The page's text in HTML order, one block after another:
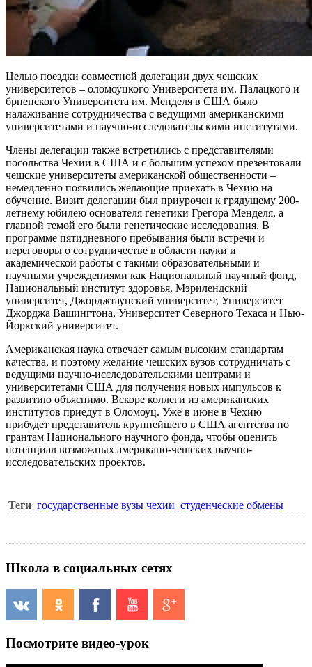
Целью поездки совместной делегации двух чешских
университетов – оломоуцкого Университета им. Палацкого и
брненского Университета им. Менделя в США было
налаживание сотрудничества с ведущими американскими
университетами и научно-исследовательскими институтами.
Члены делегации также встретились с представителями
посольства Чехии в США и с большим успехом презентовали
чешские университеты американской общественности –
немедленно появились желающие приехать в Чехию на
обучение. Визит делегации был приурочен к грядущему 200-
летнему юбилею основателя генетики Грегора Менделя, а
главной темой его были генетические исследования. В
программе пятидневного пребывания были встречи и
переговоры о сотрудничестве в области науки и
академической работы с такими образовательными и
научными учреждениями как Национальный научный фонд,
Национальный институт здоровья, Мэрилендский
университет, Джорджтаунский университет, Университет
Джорджа Вашингтона, Университет Северного Техаса и Нью-
Йоркский университет.
Американская наука отвечает самым высоким стандартам
качества, и поэтому желание чешских вузов сотрудничать с
ведущими научно-исследовательскими центрами и
университетами США для получения новых импульсов к
развитию объяснимо. Вскоре коллеги из американских
институтов приедут в Оломоуц. Уже в июне в Чехию
прибудет представитель крупнейшего в США агентства по
грантам Национального научного фонда, чтобы оценить
потенциал возможных американо-чешских научно-
исследовательских проектов.
Теги государственные вузы чехии студенческие обмены
Школа в социальных сетях
Посмотрите видео-урок